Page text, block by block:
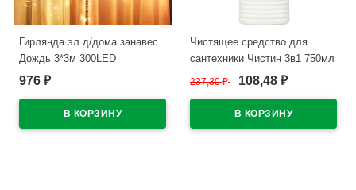
Гирлянда эл.д/дома занавес
Дождь 3*3м 300LED
"Бриллиант" цв.т.белый
976 ₽
Чистящее средство для
сантехники Чистин 3в1 750мл
237,30₽ 108,48 ₽